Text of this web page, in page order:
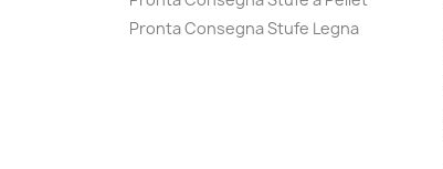
Pronta Consegna Stufe Legna